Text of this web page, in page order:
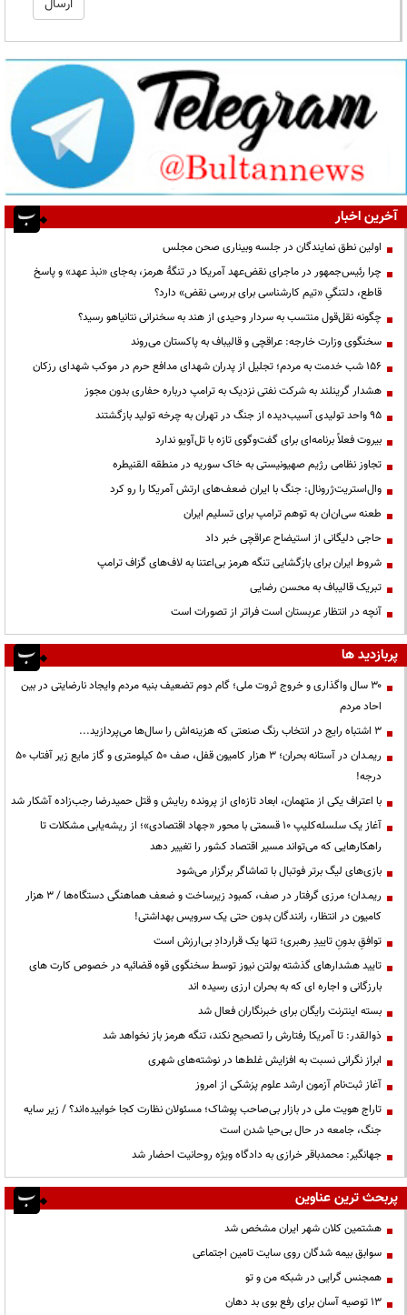
آخرین اخبار
اولین نطق نمایندگان در جلسه وبیناری صحن مجلس
چرا رئیس‌جمهور در ماجرای نقض‌عهد آمریکا در تنگهٔ هرمز، به‌جای «نبذ عهد» و پاسخ
قاطع، دلتنگیِ «تیم کارشناسی برای بررسی نقض» دارد؟
چگونه نقل‌قول منتسب به سردار وحیدی از هند به سخنرانی نتانیاهو رسید؟
سخنگوی وزارت خارجه: عراقچی و قالیباف به پاکستان می‌روند
۱۵۶ شب خدمت به مردم؛ تجلیل از پدران شهدای مدافع حرم در موکب شهدای رزکان
هشدار گرینلند به شرکت نفتی نزدیک به ترامپ درباره حفاری بدون مجوز
95 واحد تولیدی آسیب‌دیده از جنگ در تهران به چرخه تولید بازگشتند
بیروت فعلاً برنامه‌ای برای گفت‌وگوی تازه با تل‌آویو ندارد
تجاوز نظامی رژیم صهیونیستی به خاک سوریه در منطقه القنیطره
وال‌استریت‌ژرونال: جنگ با ایران ضعف‌های ارتش آمریکا را رو کرد
طعنه سی‌ان‌ان به توهم ترامپ برای تسلیم ایران
حاجی دلیگانی از استیضاح عراقچی خبر داد
شروط ایران برای بازگشایی تنگه هرمز بی‌اعتنا به لاف‌های گزاف ترامپ
تبریک قالیباف به محسن رضایی
آنچه در انتظار عربستان است فراتر از تصورات است
پربازدید ها
۳۰ سال واگذاری و خروج ثروت ملی؛ گام دوم تضعیف بنیه مردم وایجاد نارضایتی در بین
احاد مردم
3 اشتباه رایج در انتخاب رنگ صنعتی که هزینه‌اش را سال‌ها می‌پردازید...
ریمـدان در آستانه بحران؛ ۳ هزار کامیون قفل، صف ۵۰ کیلومتری و گاز مایع زیر آفتاب ۵۰
درجه!
با اعتراف یکی از متهمان، ابعاد تازه‌ای از پرونده ربایش و قتل حمیدرضا رجب‌زاده آشکار شد
آغاز یک سلسله‌کلیپ ۱۰ قسمتی با محور «جهاد اقتصادی»؛ از ریشه‌یابی مشکلات تا
راهکارهایی که می‌تواند مسیر اقتصاد کشور را تغییر دهد
بازی‌های لیگ برتر فوتبال با تماشاگر برگزار می‌شود
ریمـدان؛ مرزی گرفتار در صف، کمبود زیرساخت و ضعف هماهنگی دستگاه‌ها / ۳ هزار
کامیون در انتظار، رانندگان بدون حتی یک سرویس بهداشتی!
توافقِ بدونِ تاییدِ رهبری؛ تنها یک قراردادِ بی‌ارزش است
تایید هشدارهای گذشته بولتن نیوز توسط سخنگوی قوه قضائیه در خصوص کارت های
بارزگانی و اجاره ای که به بحران ارزی رسیده اند
بسته اینترنت رایگان برای خبرنگاران فعال شد
ذوالقدر: تا آمریکا رفتارش را تصحیح نکند، تنگه هرمز باز نخواهد شد
ابراز نگرانی نسبت به افزایش غلط‌ها در نوشته‌های شهری
آغاز ثبت‌نام آزمون ارشد علوم پزشکی از امروز
تاراج هویت ملی در بازار بی‌صاحب پوشاک؛ مسئولان نظارت کجا خوابیده‌اند؟ / زیر سایه
جنگ، جامعه در حال بی‌حیا شدن است
جهانگیر: محمدباقر خرازی به دادگاه ویژه روحانیت احضار شد
پربحث ترین عناوین
هشتمین کلان شهر ایران مشخص شد
سوابق بیمه شدگان روی سایت تامین اجتماعی
همجنس گرایی در شبکه من و تو
13 توصیه آسان برای رفع بوی بد دهان